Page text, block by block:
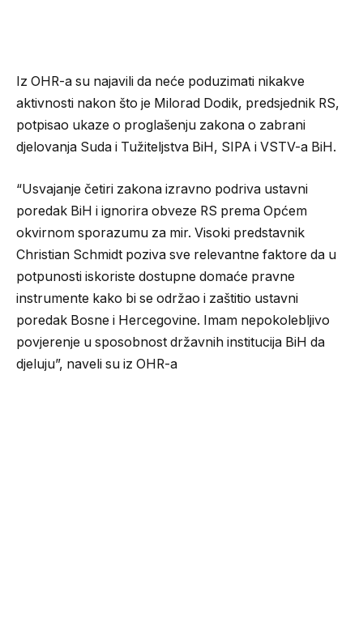
Iz OHR-a su najavili da neće poduzimati nikakve
aktivnosti nakon što je Milorad Dodik, predsjednik RS,
potpisao ukaze o proglašenju zakona o zabrani
djelovanja Suda i Tužiteljstva BiH, SIPA i VSTV-a BiH.
“Usvajanje četiri zakona izravno podriva ustavni
poredak BiH i ignorira obveze RS prema Općem
okvirnom sporazumu za mir. Visoki predstavnik
Christian Schmidt poziva sve relevantne faktore da u
potpunosti iskoriste dostupne domaće pravne
instrumente kako bi se održao i zaštitio ustavni
poredak Bosne i Hercegovine. Imam nepokolebljivo
povjerenje u sposobnost državnih institucija BiH da
djeluju”, naveli su iz OHR-a